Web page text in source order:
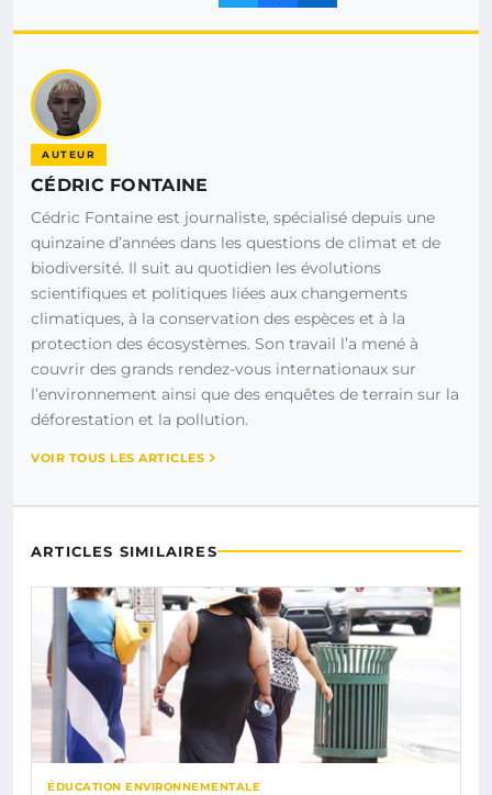
AUTEUR
CÉDRIC FONTAINE
Cédric Fontaine est journaliste, spécialisé depuis une
quinzaine d’années dans les questions de climat et de
biodiversité. Il suit au quotidien les évolutions
scientifiques et politiques liées aux changements
climatiques, à la conservation des espèces et à la
protection des écosystèmes. Son travail l’a mené à
couvrir des grands rendez-vous internationaux sur
l’environnement ainsi que des enquêtes de terrain sur la
déforestation et la pollution.
VOIR TOUS LES ARTICLES
ARTICLES SIMILAIRES
ÉDUCATION ENVIRONNEMENTALE